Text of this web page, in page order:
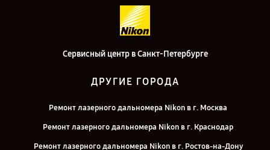
Сервисный центр в Санкт-Петербурге
ДРУГИЕ ГОРОДА
Ремонт лазерного дальномера Nikon в г. Москва
Ремонт лазерного дальномера Nikon в г. Краснодар
Ремонт лазерного дальномера Nikon в г. Ростов-на-Дону